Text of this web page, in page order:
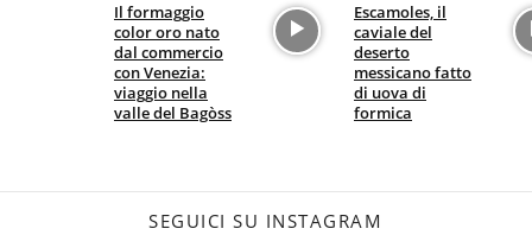
Il formaggio
color oro nato
dal commercio
con Venezia:
viaggio nella
valle del Bagòss
Escamoles, il
caviale del
deserto
messicano fatto
di uova di
formica
SEGUICI SU INSTAGRAM